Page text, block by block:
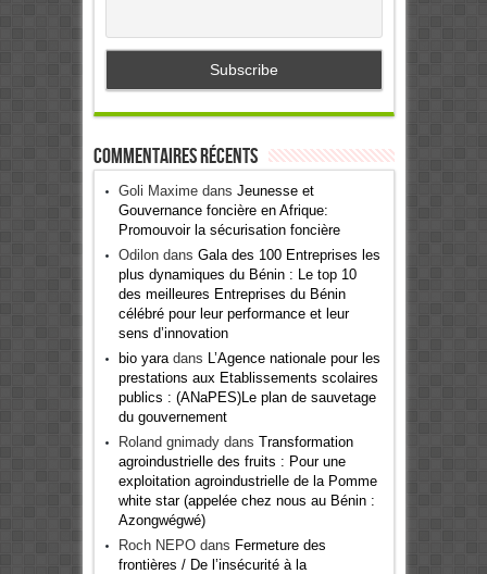
Commentaires récents
Goli Maximedans Jeunesse et
Gouvernance foncière en Afrique:
Promouvoir la sécurisation foncière
Odilondans Gala des 100 Entreprises les
plus dynamiques du Bénin : Le top 10
des meilleures Entreprises du Bénin
célébré pour leur performance et leur
sens d’innovation
bio yaradans L’Agence nationale pour les
prestations aux Etablissements scolaires
publics : (ANaPES)Le plan de sauvetage
du gouvernement
Roland gnimadydans Transformation
agroindustrielle des fruits : Pour une
exploitation agroindustrielle de la Pomme
white star (appelée chez nous au Bénin :
Azongwégwé)
Roch NEPOdans Fermeture des
frontières / De l’insécurité à la